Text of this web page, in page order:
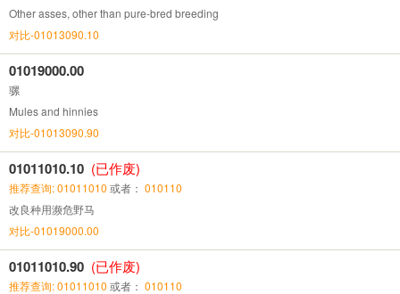
Other asses, other than pure-bred breeding
对比-01013090.10
01019000.00
骡
Mules and hinnies
对比-01013090.90
01011010.10 (已作废)
推荐查询: 01011010 或者： 010110
改良种用濒危野马
对比-01019000.00
01011010.90 (已作废)
推荐查询: 01011010 或者： 010110